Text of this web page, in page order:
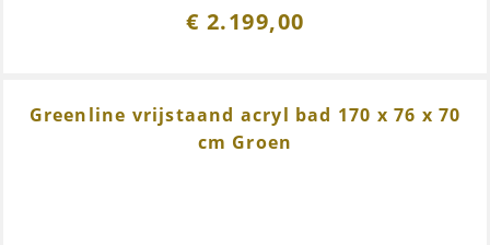
€ 2.199,00
Greenline vrijstaand acryl bad 170 x 76 x 70
cm Groen